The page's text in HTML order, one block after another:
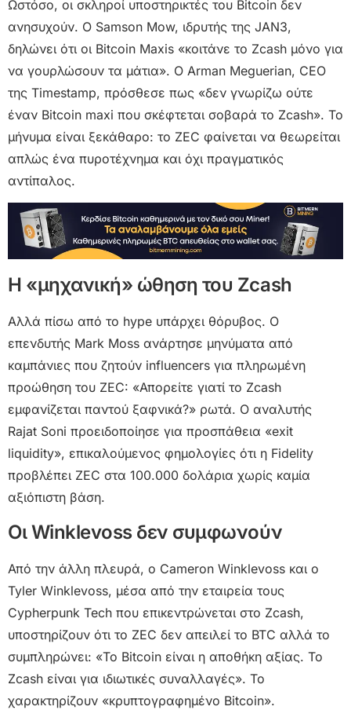
Ωστόσο, οι σκληροί υποστηρικτές του Bitcoin δεν
ανησυχούν. Ο Samson Mow, ιδρυτής της JAN3,
δηλώνει ότι οι Bitcoin Maxis «κοιτάνε το Zcash μόνο για
να γουρλώσουν τα μάτια». Ο Arman Meguerian, CEO
της Timestamp, πρόσθεσε πως «δεν γνωρίζω ούτε
έναν Bitcoin maxi που σκέφτεται σοβαρά το Zcash». Το
μήνυμα είναι ξεκάθαρο: το ZEC φαίνεται να θεωρείται
απλώς ένα πυροτέχνημα και όχι πραγματικός
αντίπαλος.
H «μηχανική» ώθηση του Zcash
Αλλά πίσω από το hype υπάρχει θόρυβος. Ο
επενδυτής Mark Moss ανάρτησε μηνύματα από
καμπάνιες που ζητούν influencers για πληρωμένη
προώθηση του ZEC: «Απορείτε γιατί το Zcash
εμφανίζεται παντού ξαφνικά?» ρωτά. Ο αναλυτής
Rajat Soni προειδοποίησε για προσπάθεια «exit
liquidity», επικαλούμενος φημολογίες ότι η Fidelity
προβλέπει ZEC στα 100.000 δολάρια χωρίς καμία
αξιόπιστη βάση.
Οι Winklevoss δεν συμφωνούν
Από την άλλη πλευρά, ο Cameron Winklevoss και ο
Tyler Winklevoss, μέσα από την εταιρεία τους
Cypherpunk Tech που επικεντρώνεται στο Zcash,
υποστηρίζουν ότι το ZEC δεν απειλεί το BTC αλλά το
συμπληρώνει: «Το Bitcoin είναι η αποθήκη αξίας. Το
Zcash είναι για ιδιωτικές συναλλαγές». Το
χαρακτηρίζουν «κρυπτογραφημένο Bitcoin».